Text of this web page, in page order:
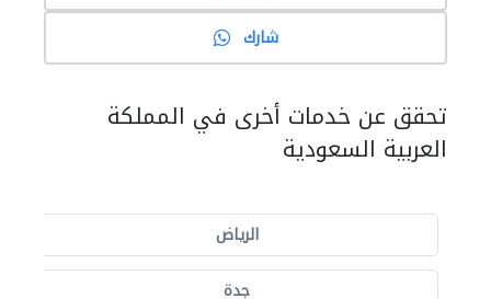
شارك
تحقق عن خدمات أخرى في المملكة
العربية السعودية
الرياض
جدة